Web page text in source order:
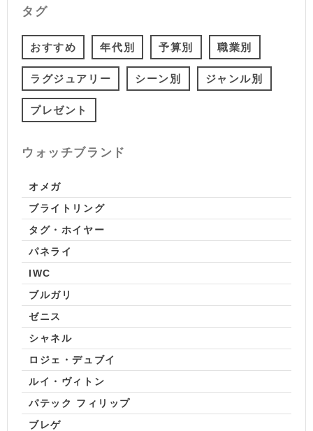
タグ
おすすめ 年代別 予算別 職業別
ラグジュアリー シーン別 ジャンル別
プレゼント
ウォッチブランド
オメガ
ブライトリング
タグ・ホイヤー
パネライ
IWC
ブルガリ
ゼニス
シャネル
ロジェ・デュブイ
ルイ・ヴィトン
パテック フィリップ
ブレゲ